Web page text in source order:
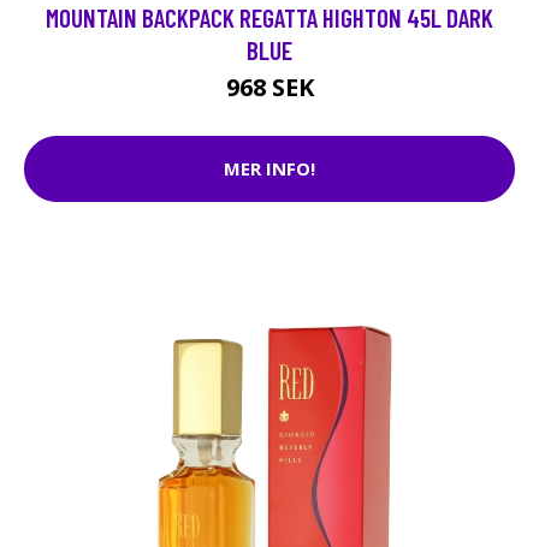
MOUNTAIN BACKPACK REGATTA HIGHTON 45L DARK
BLUE
968 SEK
MER INFO!